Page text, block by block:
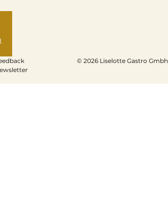
© 2026 Liselotte Gastro Gmbh